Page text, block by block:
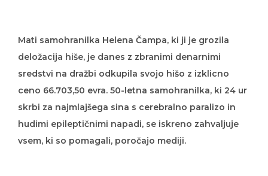
Mati samohranilka Helena Čampa, ki ji je grozila
deložacija hiše, je danes z zbranimi denarnimi
sredstvi na dražbi odkupila svojo hišo z izklicno
ceno 66.703,50 evra. 50-letna samohranilka, ki 24 ur
skrbi za najmlajšega sina s cerebralno paralizo in
hudimi epileptičnimi napadi, se iskreno zahvaljuje
vsem, ki so pomagali, poročajo mediji.